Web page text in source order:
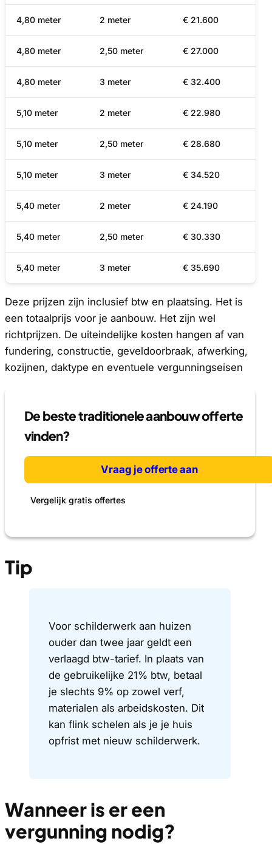
4,80 meter 2 meter € 21.600
4,80 meter 2,50 meter € 27.000
4,80 meter 3 meter € 32.400
5,10 meter 2 meter € 22.980
5,10 meter 2,50 meter € 28.680
5,10 meter 3 meter € 34.520
5,40 meter 2 meter € 24.190
5,40 meter 2,50 meter € 30.330
5,40 meter 3 meter € 35.690
Deze prijzen zijn inclusief btw en plaatsing. Het is
een totaalprijs voor je aanbouw. Het zijn wel
richtprijzen. De uiteindelijke kosten hangen af van
fundering, constructie, geveldoorbraak, afwerking,
kozijnen, daktype en eventuele vergunningseisen
De beste traditionele aanbouw offerte
vinden?
Vraag je offerte aan
Vergelijk gratis offertes
Tip
Voor schilderwerk aan huizen
ouder dan twee jaar geldt een
verlaagd btw-tarief. In plaats van
de gebruikelijke 21% btw, betaal
je slechts 9% op zowel verf,
materialen als arbeidskosten. Dit
kan flink schelen als je je huis
opfrist met nieuw schilderwerk.
Wanneer is er een
vergunning nodig?